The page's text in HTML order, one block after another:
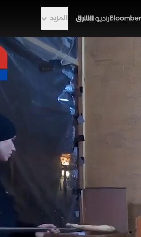
المزيد
جديد يعيد
تحولت من مجرد مبادرات فردية إلى
هذا القطاع يتيح تقديم منتجات
بزيادة الطلب المحلي على